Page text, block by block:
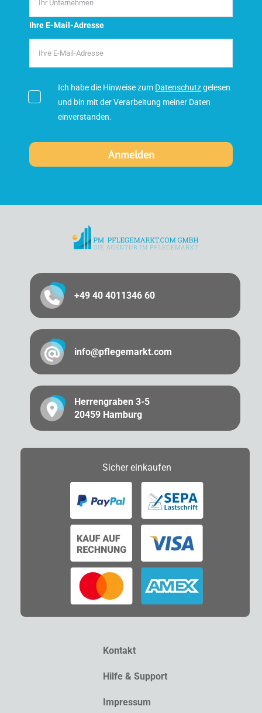
Ihre E-Mail-Adresse
Ich habe die Hinweise zum Datenschutzgelesen
und bin mit der Verarbeitung meiner Daten
einverstanden.
+49 40 4011346 60
info@pflegemarkt.com
Herrengraben 3-5
20459 Hamburg
Sichereinkaufen
Kontakt
Hilfe & Support
Impressum